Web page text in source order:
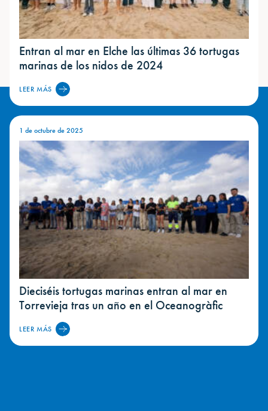
Entran al mar en Elche las últimas 36 tortugas
marinas de los nidos de 2024
LEER MÁS
1 de octubre de 2025
Dieciséis tortugas marinas entran al mar en
Torrevieja tras un año en el Oceanogràfic
LEER MÁS